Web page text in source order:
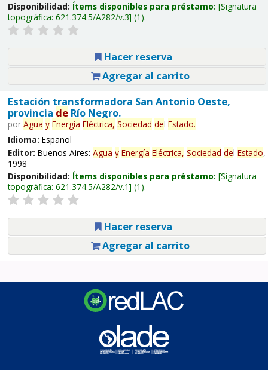
Disponibilidad: Ítems disponibles para préstamo: Signatura
topográfica: 621.374.5/A282/v.3 (1).
Hacer reserva
Agregar al carrito
Estación transformadora San Antonio Oeste,
provincia deRío Negro.
por Agua y Energía Eléctrica, Sociedad del Estado.
Idioma: Español
Editor: Buenos Aires: Agua y Energía Eléctrica, Sociedad del Estado,
1998
Disponibilidad: Ítems disponibles para préstamo: Signatura
topográfica: 621.374.5/A282/v.1 (1).
Hacer reserva
Agregar al carrito